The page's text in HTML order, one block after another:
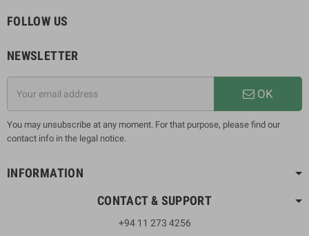
FOLLOW US
NEWSLETTER
OK
You may unsubscribe at any moment. For that purpose, please find our
contact info in the legal notice.
INFORMATION
CONTACT & SUPPORT
+94 11 273 4256